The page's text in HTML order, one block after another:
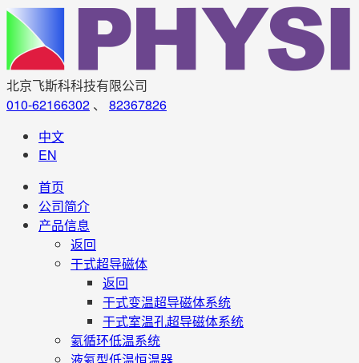
北京飞斯科科技有限公司
010-62166302 、 82367826
中文
EN
首页
公司简介
产品信息
返回
干式超导磁体
返回
干式变温超导磁体系统
干式室温孔超导磁体系统
氦循环低温系统